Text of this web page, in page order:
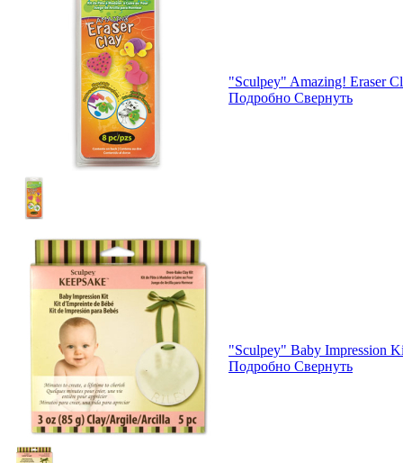
"Sculpey" Amazing! Eraser
Подробно Свернуть
"Sculpey" Baby Impression
Подробно Свернуть